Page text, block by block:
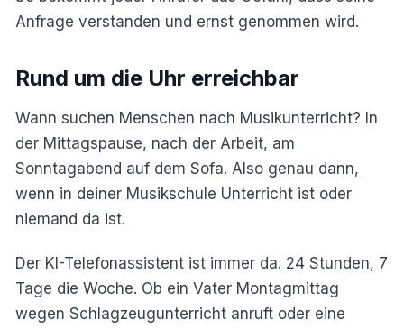
Anfrage verstanden und ernst genommen wird.
Rund um die Uhr erreichbar
Wann suchen Menschen nach Musikunterricht? In
der Mittagspause, nach der Arbeit, am
Sonntagabend auf dem Sofa. Also genau dann,
wenn in deiner Musikschule Unterricht ist oder
niemand da ist.
Der KI-Telefonassistent ist immer da. 24 Stunden, 7
Tage die Woche. Ob ein Vater Montagmittag
wegen Schlagzeugunterricht anruft oder eine